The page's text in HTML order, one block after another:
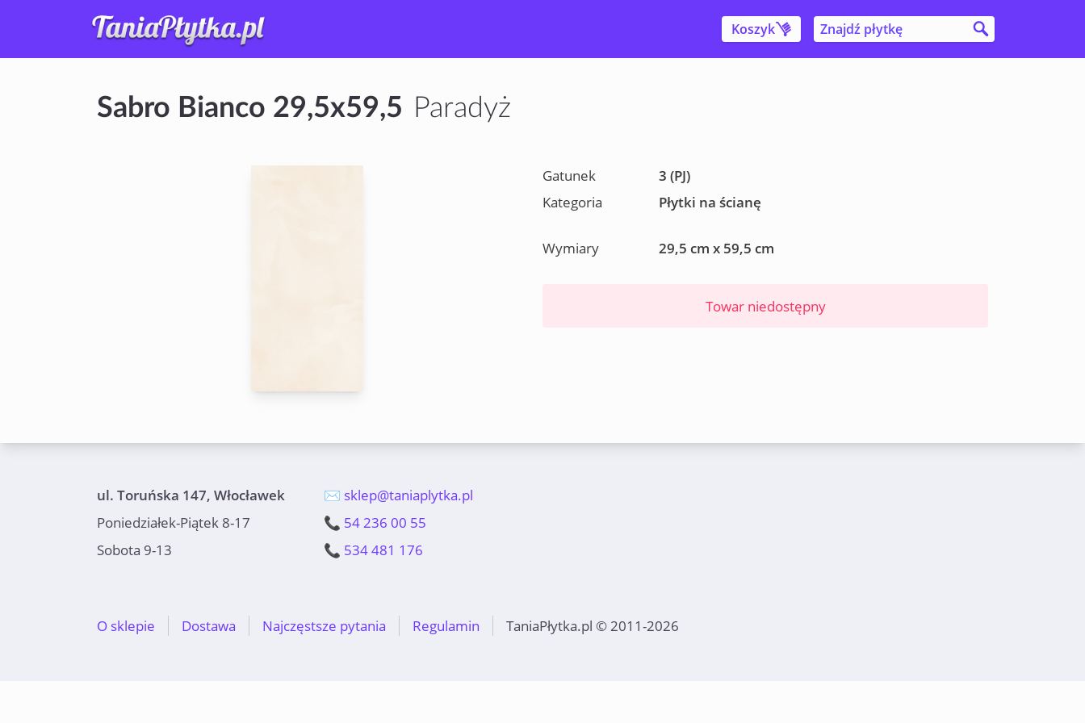
Koszyk
Sabro Bianco 29,5x59,5 Paradyż
Gatunek
3 (PJ)
Kategoria
Płytki na ścianę
Wymiary 29,5 cm x 59,5 cm
Towar niedostępny
ul. Toruńska 147, Włocławek
Poniedziałek-Piątek 8-17
Sobota 9-13
✉️ sklep@taniaplytka.pl
📞 54 236 00 55
📞 534 481 176
O sklepie Dostawa Najczęstsze pytania Regulamin TaniaPłytka.pl © 2011-2026